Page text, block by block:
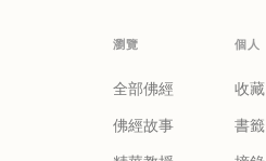
瀏覽
全部佛經
佛經故事
個人
收藏
書籤